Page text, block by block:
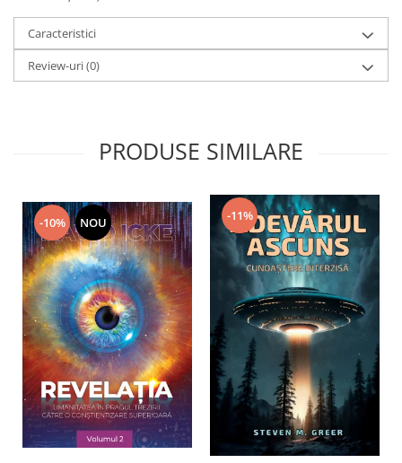
Caracteristici
Review-uri(0)
PRODUSE SIMILARE
-10% NOU -11%